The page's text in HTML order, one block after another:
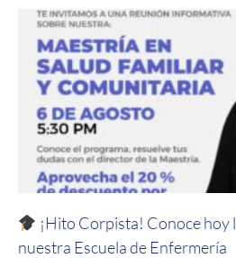
¡Hito Corpista! Conoce hoy
nuestra Escuela de Enfermería